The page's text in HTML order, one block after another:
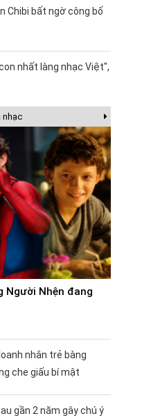
Chibi bất ngờ công bố
nhất làng nhạc Việt",
nhạc
Người Nhện đang
nhân trẻ bàng
che giấu bí mật
gần 2 năm gây chú ý